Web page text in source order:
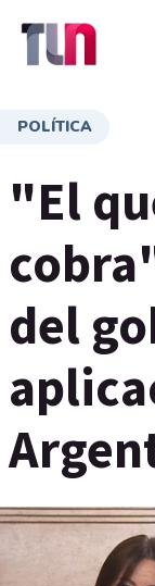
POLÍTICA
"El
del